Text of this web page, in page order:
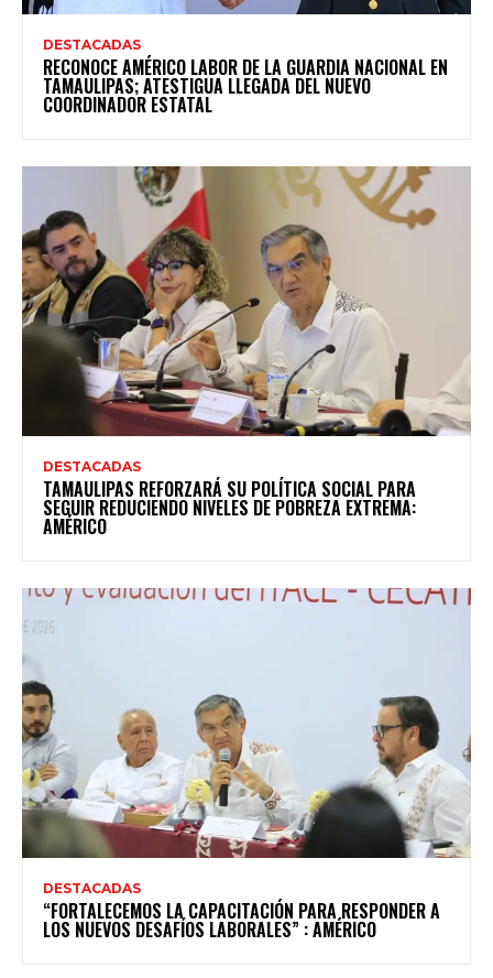
DESTACADAS
RECONOCE AMÉRICO LABOR DE LA GUARDIA NACIONAL EN
TAMAULIPAS; ATESTIGUA LLEGADA DEL NUEVO
COORDINADOR ESTATAL
DESTACADAS
TAMAULIPAS REFORZARÁ SU POLÍTICA SOCIAL PARA
SEGUIR REDUCIENDO NIVELES DE POBREZA EXTREMA:
AMÉRICO
DESTACADAS
“FORTALECEMOS LA CAPACITACIÓN PARA RESPONDER A
LOS NUEVOS DESAFÍOS LABORALES” : AMÉRICO